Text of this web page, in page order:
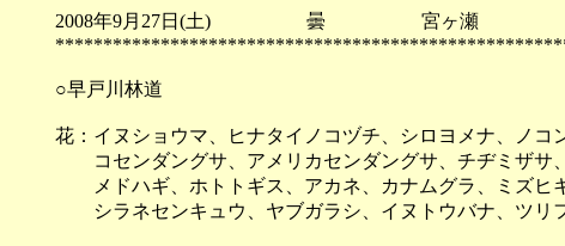
2008年9月27日(土) 曇 宮ヶ瀬
○早戸川林道
花：イヌショウマ、ヒナタイノコヅチ、シロヨメナ、ノコ
コセンダングサ、アメリカセンダングサ、チヂミザサ
メドハギ、ホトトギス、アカネ、カナムグラ、ミズヒ
シラネセンキュウ、ヤブガラシ、イヌトウバナ、ツリ